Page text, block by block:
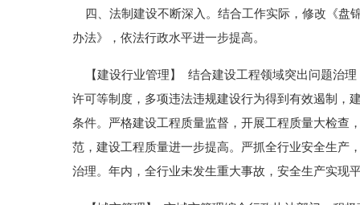
四、法制建设不断深入。结合工作实际，修改《盘
办法》，依法行政水平进一步提高。
【建设行业管理】 结合建设工程领域突出问题治理
许可等制度，多项违法违规建设行为得到有效遏制，
条件。严格建设工程质量监督，开展工程质量大检查
范，建设工程质量进一步提高。严抓全行业安全生产
治理。年内，全行业未发生重大事故，安全生产实现